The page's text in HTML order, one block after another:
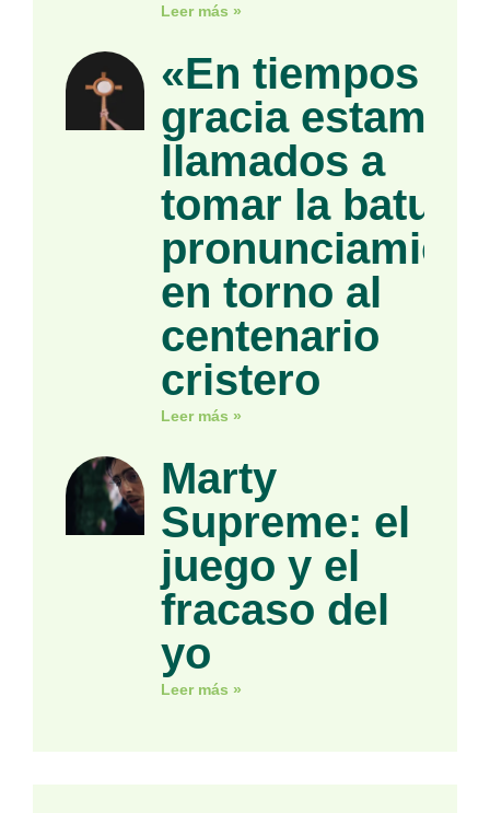
Leer más »
«En tiempos de
gracia estamos
llamados a
tomar la
en torno al
centenario
cristero
Leer más »
Marty
Supreme: el
juego y el
fracaso del
yo
Leer más »